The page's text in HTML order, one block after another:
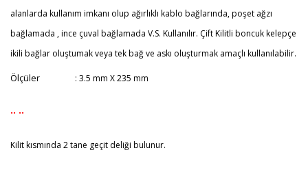
alanlarda kullanım imkanı olup ağırlıklı kablo bağlarında, poşet ağzı
bağlamada , ince çuval bağlamada V.S. Kullanılır. Çift Kilitli boncuk kelepçe
ikili bağlar oluştumak veya tek bağ ve askı oluşturmak amaçlı kullanılabilir.
Ölçüler : 3.5 mm X 235 mm
.. ..
Kilit kısmında 2 tane geçit deliği bulunur.